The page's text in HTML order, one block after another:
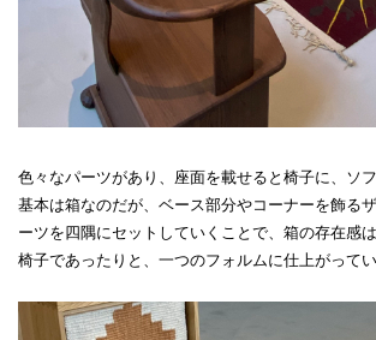
色々なパーツがあり、座面を載せると椅子に、ソ
基本は箱なのだが、ベース部分やコーナーを飾る
ーツを四隅にセットしていくことで、箱の存在感
椅子であったりと、一つのフォルムに仕上がってい